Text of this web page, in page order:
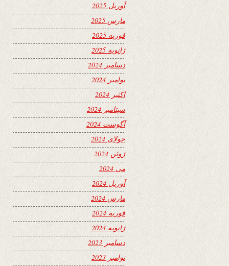
آوریل 2025
مارس 2025
فوریه 2025
ژانویه 2025
دسامبر 2024
نوامبر 2024
اکتبر 2024
سپتامبر 2024
آگوست 2024
جولای 2024
ژوئن 2024
می 2024
آوریل 2024
مارس 2024
فوریه 2024
ژانویه 2024
دسامبر 2023
نوامبر 2023